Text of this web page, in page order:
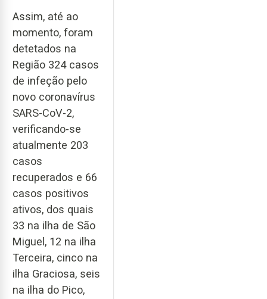
Assim, até ao
momento, foram
detetados na
Região 324 casos
de infeção pelo
novo coronavírus
SARS-CoV-2,
verificando-se
atualmente 203
casos
recuperados e 66
casos positivos
ativos, dos quais
33 na ilha de São
Miguel, 12 na ilha
Terceira, cinco na
ilha Graciosa, seis
na ilha do Pico,